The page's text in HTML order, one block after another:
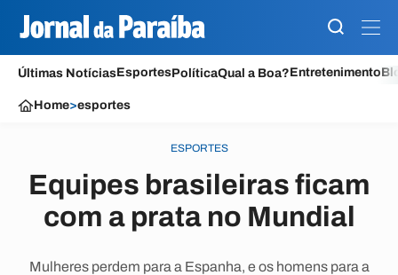
Últimas NotíciasEsportesPolíticaQual a Boa?Entretenimento
Home>esportes
ESPORTES
Equipes brasileiras ficam
com a prata no Mundial
Mulheres perdem para a Espanha, e os homens para a